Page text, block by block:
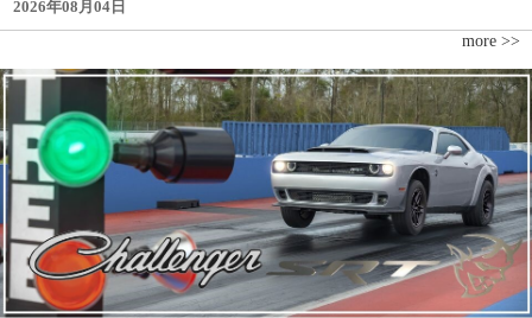
2026年08月04日
more >>